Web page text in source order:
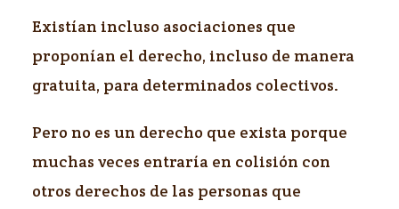
Existían incluso asociaciones que
proponían el derecho, incluso de manera
gratuita, para determinados colectivos.
Pero no es un derecho que exista porque
muchas veces entraría en colisión con
otros derechos de las personas que